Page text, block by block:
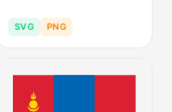
SVG PNG